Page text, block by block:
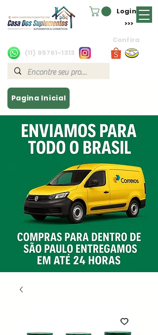
Login
(11) 95761-1313
>>>
Confira
Pagina Inicial